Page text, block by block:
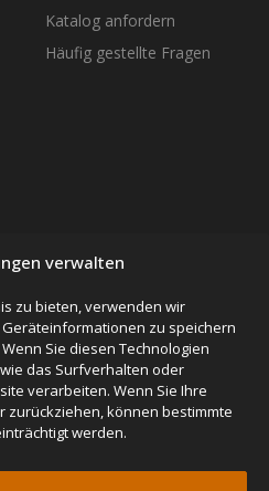
verwalten
zu bieten, verwenden wir
zu speichern
Sie diesen Technologien
das Surfverhalten oder
verarbeiten. Wenn Sie Ihre
zurückziehen, können bestimmte
werden.
Katalog anfordern
Häufig gestellte Fragen
NEWSLETTER
US